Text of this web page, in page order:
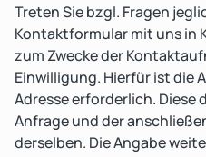
Treten Sie bzgl. Fragen
Kontaktformular mit uns in
zum Zwecke der
Einwilligung. Hierfür ist die
Adresse erforderlich. Diese
Anfrage und der
derselben. Die Angabe